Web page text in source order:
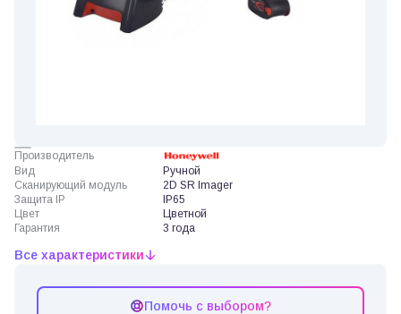
Производитель
Вид
Ручной
Сканирующий модуль
2D SR Imager
Защита IP
IP65
Цвет
Цветной
Гарантия
3 года
Все характеристики
Помочь с выбором?